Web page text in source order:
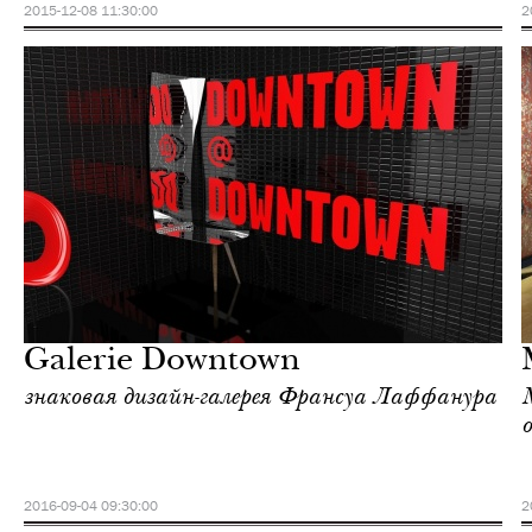
2015-12-08 11:30:00
Galerie Downtown
знаковая дизайн-галерея Франсуа Лаффанура
2016-09-04 09:30:00